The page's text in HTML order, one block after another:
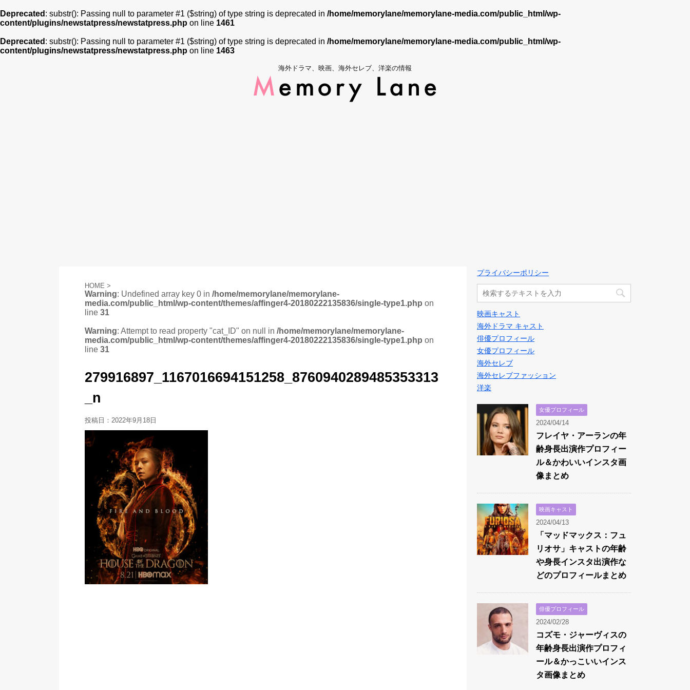
Deprecated : substr(): Passing null to parameter #1 ($string) of type string is deprecated in /home/memorylane/memorylane-media.com/public_html/wp-
content/plugins/newstatpress/newstatpress.php on line 1461
Deprecated : substr(): Passing null to parameter #1 ($string) of type string is deprecated in /home/memorylane/memorylane-media.com/public_html/wp-
content/plugins/newstatpress/newstatpress.php on line 1463
海外ドラマ、映画、海外セレブ、洋楽の情報
HOME >
Warning: Undefined array key 0 in /home/memorylane/memorylane-
media.com/public_html/wp-content/themes/affinger4-20180222135836/single-type1.php on
line 31
Warning: Attempt to read property "cat_ID" on null in /home/memorylane/memorylane-
media.com/public_html/wp-content/themes/affinger4-20180222135836/single-type1.php on
line 31
279916897_1167016694151258_8760940289485353313
_n
投稿日： 2022年9月18日
プライバシーポリシー
映画キャスト
海外ドラマ キャスト
俳優プロフィール
女優プロフィール
海外セレブ
海外セレブファッション
洋楽
女優プロフィール
2024/04/14
フレイヤ・アーランの年
齢身長出演作プロフィー
ル＆かわいいインスタ画
像まとめ
映画キャスト
2024/04/13
「マッドマックス：フュ
リオサ」キャストの年齢
や身長インスタ出演作な
どのプロフィールまとめ
俳優プロフィール
2024/02/28
コズモ・ジャーヴィスの
年齢身長出演作プロフィ
ール＆かっこいいインス
タ画像まとめ